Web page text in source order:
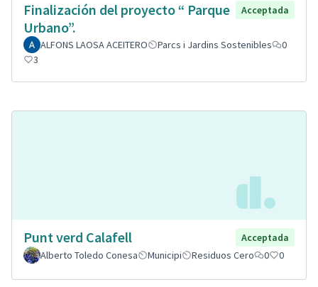
Finalización del proyecto “ Parque
Urbano”.
Acceptada
ALFONS LAOSA ACEITERO Parcs i Jardins Sostenibles
0
3
Punt verd Calafell
Acceptada
Alberto Toledo Conesa
Municipi Residuos Cero 0 0